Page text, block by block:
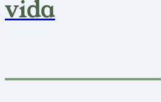
vida